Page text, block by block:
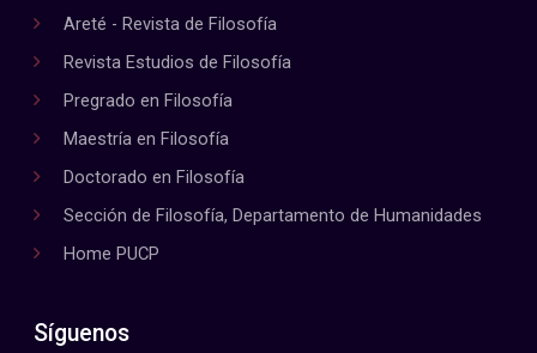
Areté - Revista de Filosofía
Revista Estudios de Filosofía
Pregrado en Filosofía
Maestría en Filosofía
Doctorado en Filosofía
Sección de Filosofía, Departamento de Humanidades
Home PUCP
Síguenos